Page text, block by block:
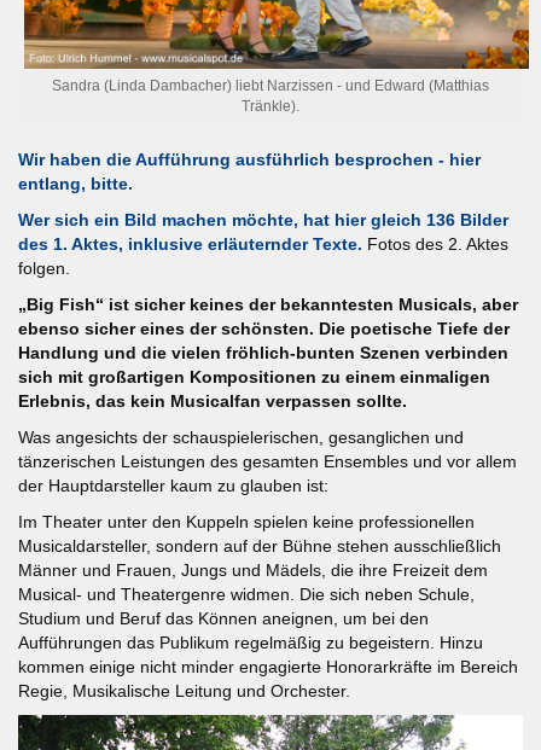
Sandra (Linda Dambacher) liebt Narzissen - und Edward (Matthias
Tränkle).
Wir haben die Aufführung ausführlich besprochen - hier
entlang, bitte.
Wer sich ein Bild machen möchte, hat hier gleich 136 Bilder
des 1. Aktes, inklusive erläuternder Texte. Fotos des 2. Aktes
folgen.
„Big Fish“ ist sicher keines der bekanntesten Musicals, aber
ebenso sicher eines der schönsten. Die poetische Tiefe der
Handlung und die vielen fröhlich-bunten Szenen verbinden
sich mit großartigen Kompositionen zu einem einmaligen
Erlebnis, das kein Musicalfan verpassen sollte.
Was angesichts der schauspielerischen, gesanglichen und
tänzerischen Leistungen des gesamten Ensembles und vor allem
der Hauptdarsteller kaum zu glauben ist:
Im Theater unter den Kuppeln spielen keine professionellen
Musicaldarsteller, sondern auf der Bühne stehen ausschließlich
Männer und Frauen, Jungs und Mädels, die ihre Freizeit dem
Musical- und Theatergenre widmen. Die sich neben Schule,
Studium und Beruf das Können aneignen, um bei den
Aufführungen das Publikum regelmäßig zu begeistern. Hinzu
kommen einige nicht minder engagierte Honorarkräfte im Bereich
Regie, Musikalische Leitung und Orchester.